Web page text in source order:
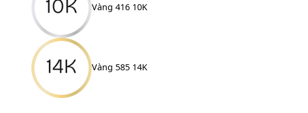
Vàng 416 10K
Vàng 585 14K